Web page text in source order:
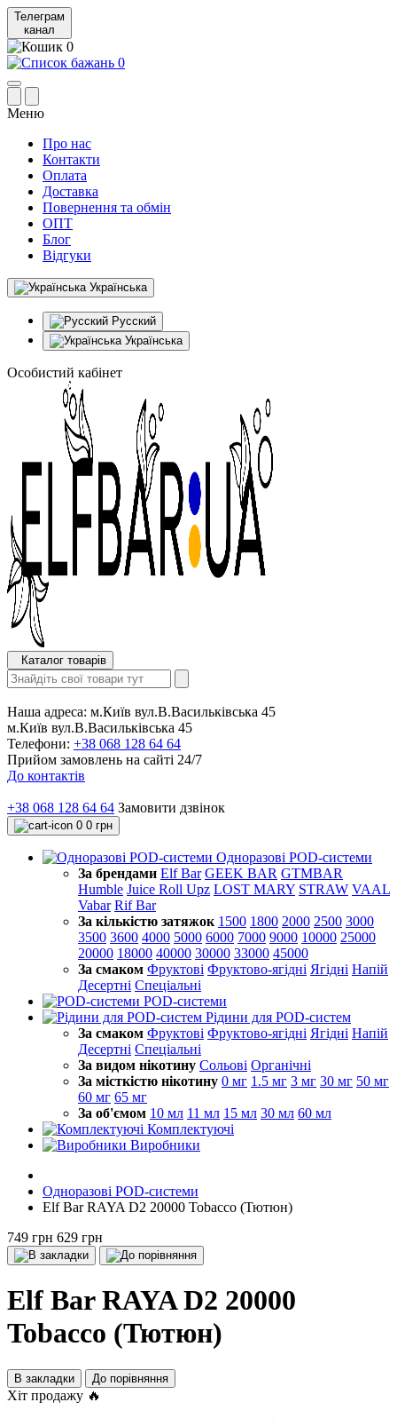
Телеграм
канал
0
0
Меню
Про нас
Контакти
Оплата
Доставка
Повернення та обмін
ОПТ
Блог
Відгуки
Українська
Русский
Українська
Особистий кабінет
Каталог товарів
Наша адреса: м.Київ вул.В.Васильківська 45
м.Київ вул.В.Васильківська 45
Телефони: +38 068 128 64 64
Прийом замовлень на сайті 24/7
До контактів
+38 068 128 64 64 Замовити дзвінок
0 0 грн
Одноразові POD-системи
За брендами Elf Bar GEEK BAR GTMBAR
Humble Juice Roll Upz LOST MARY STRAW VAAL
Vabar Rif Bar
За кількістю затяжок 1500 1800 2000 2500 3000
3500 3600 4000 5000 6000 7000 9000 10000 25000
20000 18000 40000 30000 33000 45000
За смаком Фруктові Фруктово-ягідні Ягідні Напій
Десертні Спеціальні
POD-системи
Рідини для POD-систем
За смаком Фруктові Фруктово-ягідні Ягідні Напій
Десертні Спеціальні
За видом нікотину Сольові Органічні
За місткістю нікотину 0 мг 1.5 мг 3 мг 30 мг 50 мг
60 мг 65 мг
За об'ємом 10 мл 11 мл 15 мл 30 мл 60 мл
Комплектуючі
Виробники
Одноразові POD-системи
Elf Bar RAYA D2 20000 Tobacco (Тютюн)
749 грн 629 грн
Elf Bar RAYA D2 20000
Tobacco (Тютюн)
В закладки До порівняння
Хіт продажу 🔥